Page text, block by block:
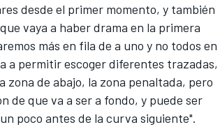
desde el primer momento, y también
vaya a haber drama en la primera
más en fila de a uno y no todos en
a permitir escoger diferentes trazadas,
zona de abajo, la zona penaltada, pero
de que va a ser a fondo, y puede ser
poco antes de la curva siguiente".